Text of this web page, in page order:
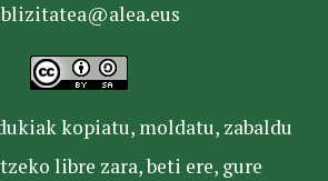
kopiatu, moldatu, zabaldu
libre zara, beti ere, gure